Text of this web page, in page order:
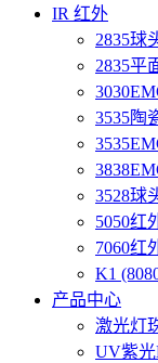
IR 红外
2835球
2835平
3535陶
3528球
5050红
7060红
K1
产品中心
激光灯
UV紫光